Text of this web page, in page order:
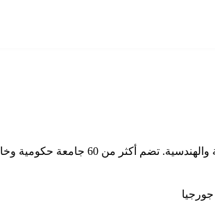
تقع جورجيا في منطقة القوقاز بين أوروبا وآسيا، وتُعد من أبرز الوجهات الدراسية الصاعدة للطلاب